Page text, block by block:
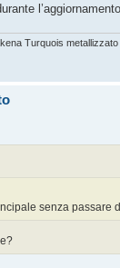
l’aggiornamento.
Turquois
senza